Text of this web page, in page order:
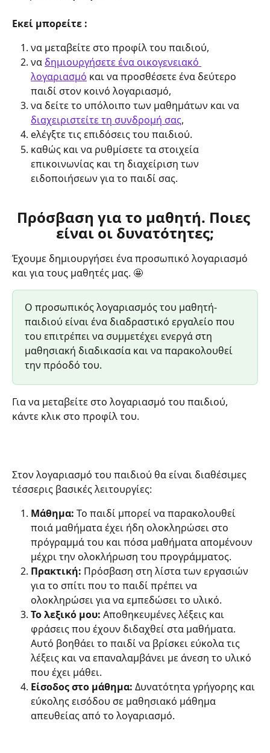
Εκεί μπορείτε :
να μεταβείτε στο προφίλ του παιδιού,
να δημιουργήσετε ένα οικογενειακό
λογαριασμό και να προσθέσετε ένα δεύτερο
παιδί στον κοινό λογαριασμό,
να δείτε το υπόλοιπο των μαθημάτων και να
διαχειριστείτε τη συνδρομή σας,
eλέγξτε τις επιδόσεις του παιδιού.
καθώς και να ρυθμίσετε τα στοιχεία
επικοινωνίας και τη διαχείριση των
ειδοποιήσεων για το παιδί σας.
Πρόσβαση για το μαθητή. Ποιες
είναι οι δυνατότητες;
Έχουμε δημιουργήσει ένα προσωπικό λογαριασμό
και για τους μαθητές μας. 🤩
Ο προσωπικός λογαριασμός του μαθητή-
παιδιού είναι ένα διαδραστικό εργαλείο που
του επιτρέπει να συμμετέχει ενεργά στη
μαθησιακή διαδικασία και να παρακολουθεί
την πρόοδό του.
Για να μεταβείτε στο λογαριασμό του παιδιού,
κάντε κλικ στο προφίλ του.
Στον λογαριασμό του παιδιού θα είναι διαθέσιμες
τέσσερις βασικές λειτουργίες:
Μάθημα: Το παιδί μπορεί να παρακολουθεί
ποιά μαθήματα έχει ήδη ολοκληρώσει στο
πρόγραμμά του και πόσα μαθήματα απομένουν
μέχρι την ολοκλήρωση του προγράμματος.
Πρακτική: Πρόσβαση στη λίστα των εργασιών
για το σπίτι που το παιδί πρέπει να
ολοκληρώσει για να εμπεδώσει το υλικό.
Το λεξικό μου: Αποθηκευμένες λέξεις και
φράσεις που έχουν διδαχθεί στα μαθήματα.
Αυτό βοηθάει το παιδί να βρίσκει εύκολα τις
λέξεις και να επαναλαμβάνει με άνεση το υλικό
που έχει μάθει.
Είσοδος στο μάθημα: Δυνατότητα γρήγορης και
εύκολης εισόδου σε μαθησιακό μάθημα
απευθείας από το λογαριασμό.